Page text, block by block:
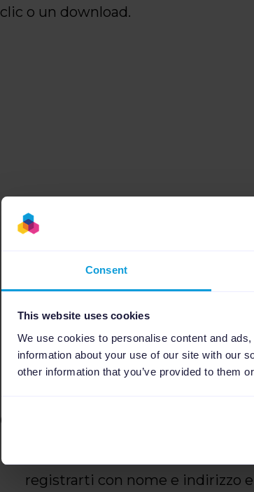
Consent
This website uses cookies
We use cookies to personalise content and
information about your use of our site with our
other information that you’ve provided to them
clic o un download.
Come iniziare a
registrarti con nome e indirizzo